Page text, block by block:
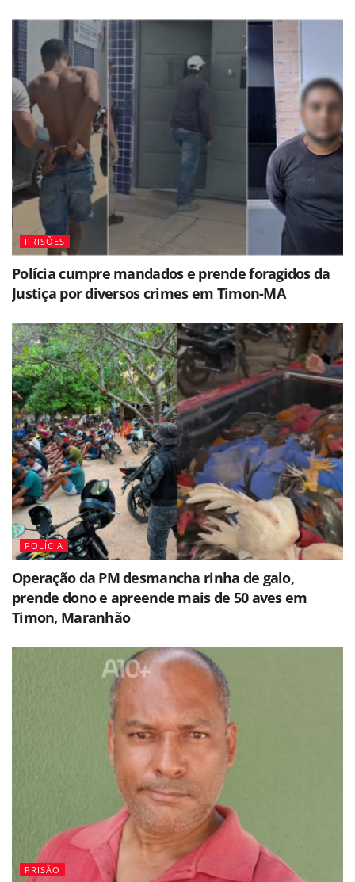
PRISÕES
Polícia cumpre mandados e prende foragidos da
Justiça por diversos crimes em Timon-MA
POLÍCIA
Operação da PM desmancha rinha de galo,
prende dono e apreende mais de 50 aves em
Timon, Maranhão
PRISÃO